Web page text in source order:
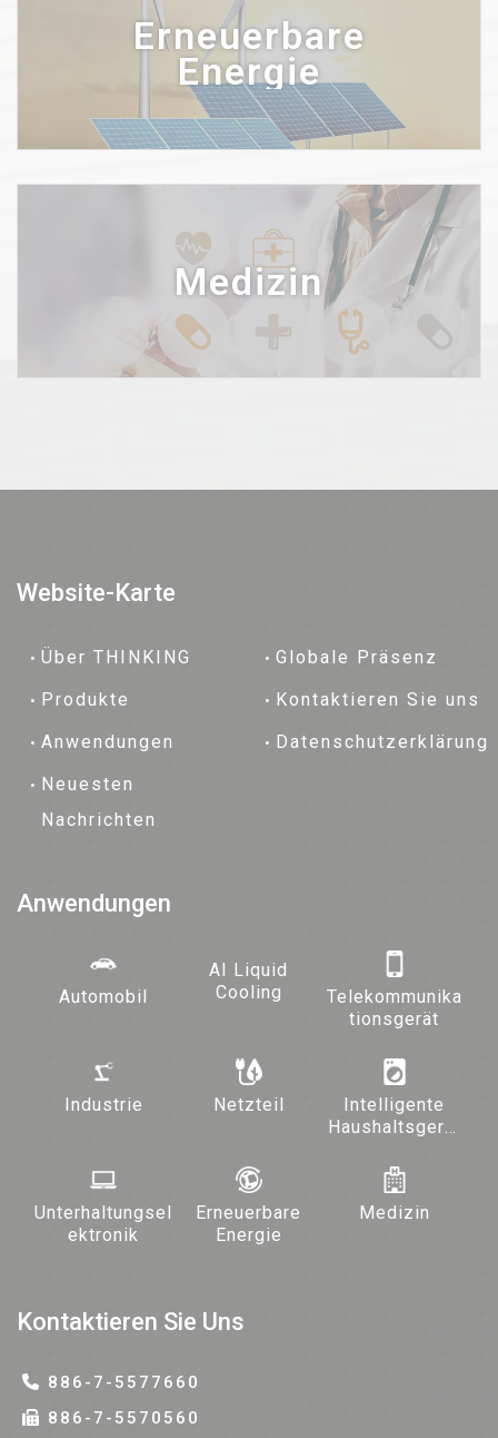
Erneuerbare
Energie
Medizin
Website-Karte
Über THINKING
Produkte
Anwendungen
Neuesten
Nachrichten
Globale Präsenz
Kontaktieren Sie uns
Datenschutzerklärung
Anwendungen
Automobil
AI Liquid
Cooling
Telekommunika
tionsgerät
Industrie Netzteil
Intelligente
Haushaltsgerät
Beleuchtung
Unterhaltungsel
ektronik
Erneuerbare
Energie
Medizin
Kontaktieren Sie Uns
886-7-5577660
886-7-5570560